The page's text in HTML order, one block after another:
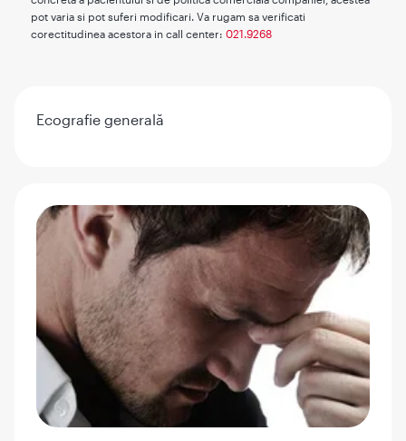
pot varia si pot suferi modificari. Va rugam sa verificati
corectitudinea acestora in call center: 021.9268
Ecografie generală